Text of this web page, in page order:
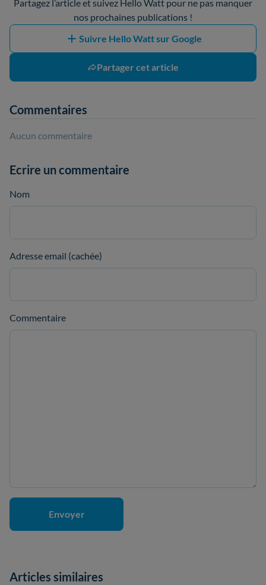
Partagez l’article et suivez Hello Watt pour ne pas manquer
nos prochaines publications !
Suivre Hello Watt sur Google
Partager cet article
Commentaires
Aucun commentaire
Ecrire un commentaire
Nom
Adresse email (cachée)
Commentaire
Articles similaires